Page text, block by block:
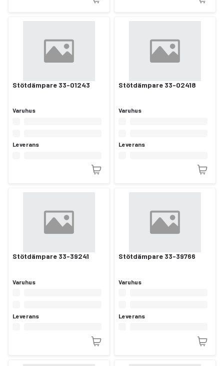
Stötdämpare 33-01243
Varuhus
Leverans
Stötdämpare 33-02418
Varuhus
Leverans
Stötdämpare 33-39241
Varuhus
Leverans
Stötdämpare 33-39766
Varuhus
Leverans